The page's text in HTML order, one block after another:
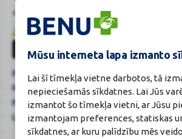
Mūsu interneta lapa izmanto
Lai šī tīmekļa vietne darbotos, tā
nepieciešamās sīkdatnes. Lai Jūs
izmantot šo tīmekļa vietni, ar Jūsu
izmantojam preferences, statiskas
sīkdatnes, ar kuru palīdzību mēs
ADVENTES
KALENDĀRS
|
BENU.LV
–
e-
Aptieka
vienmē
...
I-V 9.00–17.00
eaptieka@benu.lv
BENU
karte
BENU karte
Par mums
Palīdzība un informācija
Noteikumi
Lojalitātes programma